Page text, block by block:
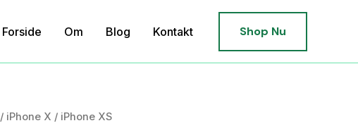
Forside Om Blog Kontakt Shop Nu
/ iPhone X / iPhone XS